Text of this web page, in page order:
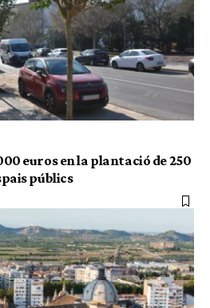
euros en la plantació de 250
públics